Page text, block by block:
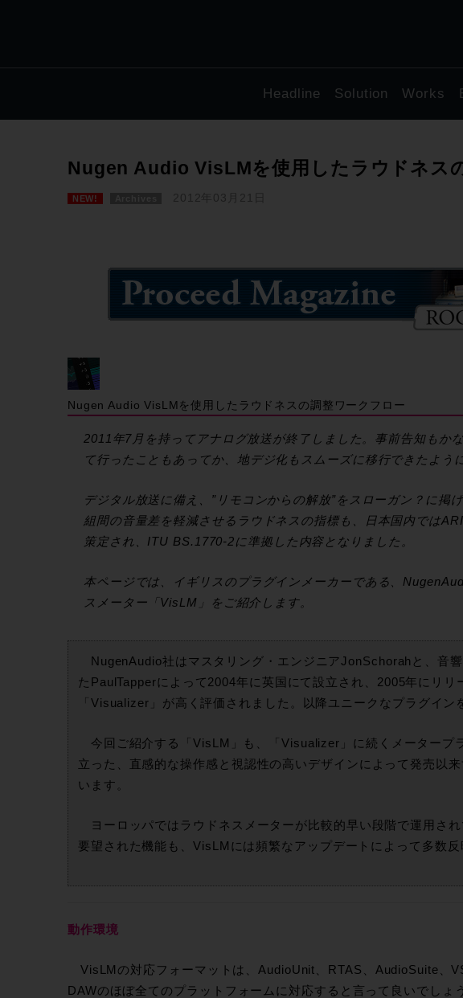
Headline Solution Works
Nugen Audio VisLMを使用したラウドネス
NEW! 2012年03月21日
Nugen Audio VisLMを使用したラウドネスの調整ワークフロー
2011年7月を持ってアナログ放送が終了しました。事前告知もか
て行ったこともあってか、地デジ化もスムーズに移行できたよう
デジタル放送に備え、”リモコンからの解放”をスローガン？に掲
組間の音量差を軽減させるラウドネスの指標も、日本国内では
策定され、ITU BS.1770-2に準拠した内容となりました。
本ページでは、イギリスのプラグインメーカーである、
スメーター「VisLM」をご紹介します。
NugenAudio社はマスタリング・エンジニアJonSchorahと、音
たPaulTapperによって2004年に英国にて設立され、2005年にリリ
「Visualizer」が高く評価されました。以降ユニークなプラグイン
今回ご紹介する「VisLM」も、「Visualizer」に続くメータープ
立った、直感的な操作感と視認性の高いデザインによって発売以
います。
ヨーロッパではラウドネスメーターが比較的早い段階で運用さ
要望された機能も、VisLMには頻繁なアップデートによって多数
動作環境
VisLMの対応フォーマットは、AudioUnit、RTAS、AudioSuite、
DAWのほぼ全てのプラットフォームに対応すると言って良いでしょ